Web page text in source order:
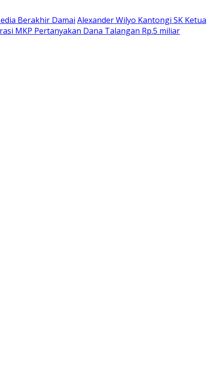
Berakhir Damai Alexander Wilyo Kantongi SK Ketua
MKP Pertanyakan Dana Talangan Rp.5 miliar